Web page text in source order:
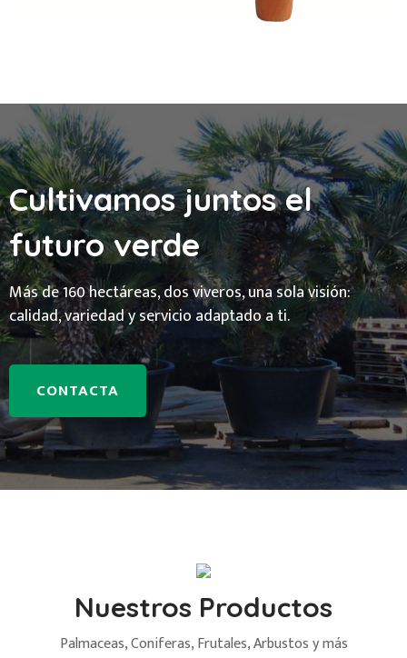
Cultivamos juntos el
futuro verde
Más de 160 hectáreas, dos viveros, una sola visión:
calidad, variedad y servicio adaptado a ti.
CONTACTA
Nuestros Productos
Palmaceas, Coniferas, Frutales, Arbustos y más